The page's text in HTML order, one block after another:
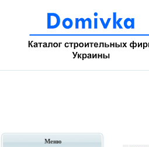
Меню